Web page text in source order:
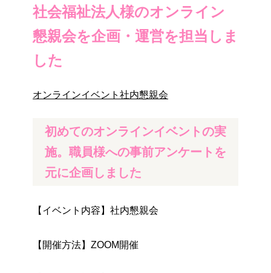
社会福祉法人様のオンライン
懇親会を企画・運営を担当しま
した
オンラインイベント 社内懇親会
初めてのオンラインイベントの実
施。職員様への事前アンケートを
元に企画しました
【イベント内容】社内懇親会
【開催方法】ZOOM開催